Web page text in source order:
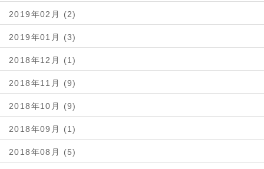
2019年02月 (2)
2019年01月 (3)
2018年12月 (1)
2018年11月 (9)
2018年10月 (9)
2018年09月 (1)
2018年08月 (5)